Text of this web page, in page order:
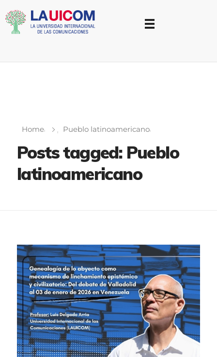
Home Pueblo latinoamericano
Posts tagged: Pueblo
latinoamericano